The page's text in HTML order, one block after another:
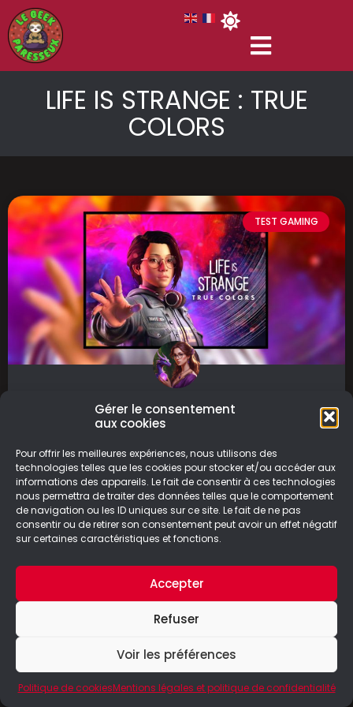
Gérer le consentement
aux cookies
Pour offrir les meilleures expériences, nous utilisons des
technologies telles que les cookies pour stocker et/ou accéder aux
informations des appareils. Le fait de consentir à ces technologies
nous permettra de traiter des données telles que le comportement
de navigation ou les ID uniques sur ce site. Le fait de ne pas
consentir ou de retirer son consentement peut avoir un effet négatif
sur certaines caractéristiques et fonctions.
Accepter
Refuser
Voir les préférences
Politique de cookiesMentions légales et politique de confidentialité
LIFE IS STRANGE : TRUE
COLORS
TEST GAMING
Life is Strange : True Colors
petite vingtaine d’année qui a depuis peu
repris contact avec son frère, Gabe.
LIRE LA SUITE
Mentions légales & Politique de
confidentialité